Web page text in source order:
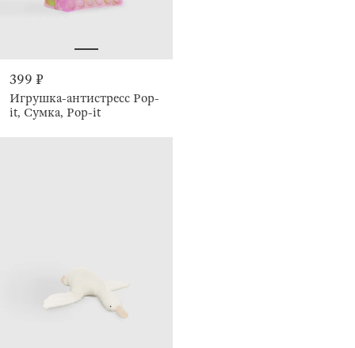
399 ₽
Игрушка-антистресс Pop-
it, Сумка, Pop-it